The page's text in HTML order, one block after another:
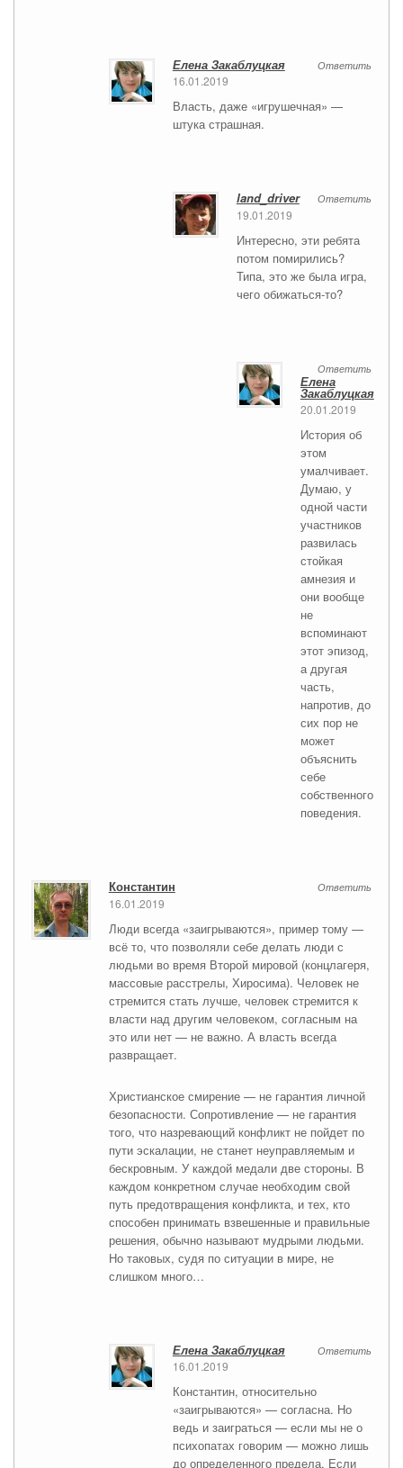
Ответить
Елена Закаблуцкая
16.01.2019
Власть, даже «игрушечная» —
штука страшная.
Ответить
land_driver
19.01.2019
Интересно, эти ребята
потом помирились?
Типа, это же была игра,
чего обижаться-то?
Ответить
Елена
Закаблуцкая
20.01.2019
История об
этом
умалчивает.
Думаю, у
одной части
участников
развилась
стойкая
амнезия и
они вообще
не
вспоминают
этот эпизод,
а другая
часть,
напротив, до
сих пор не
может
объяснить
себе
собственного
поведения.
Ответить
Константин
16.01.2019
Люди всегда «заигрываются», пример тому —
всё то, что позволяли себе делать люди с
людьми во время Второй мировой (концлагеря,
массовые расстрелы, Хиросима). Человек не
стремится стать лучше, человек стремится к
власти над другим человеком, согласным на
это или нет — не важно. А власть всегда
развращает.
Христианское смирение — не гарантия личной
безопасности. Сопротивление — не гарантия
того, что назревающий конфликт не пойдет по
пути эскалации, не станет неуправляемым и
бескровным. У каждой медали две стороны. В
каждом конкретном случае необходим свой
путь предотвращения конфликта, и тех, кто
способен принимать взвешенные и правильные
решения, обычно называют мудрыми людьми.
Но таковых, судя по ситуации в мире, не
слишком много…
Ответить
Елена Закаблуцкая
16.01.2019
Константин, относительно
«заигрываются» — согласна. Но
ведь и заиграться — если мы не о
психопатах говорим — можно лишь
до определенного предела. Если